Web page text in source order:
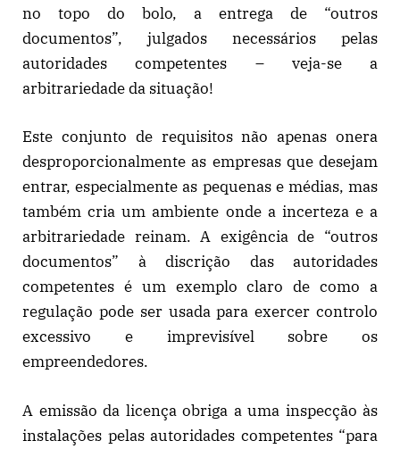
no topo do bolo, a entrega de “outros
documentos”, julgados necessários pelas
autoridades competentes – veja-se a
arbitrariedade da situação!
Este conjunto de requisitos não apenas onera
desproporcionalmente as empresas que desejam
entrar, especialmente as pequenas e médias, mas
também cria um ambiente onde a incerteza e a
arbitrariedade reinam. A exigência de “outros
documentos” à discrição das autoridades
competentes é um exemplo claro de como a
regulação pode ser usada para exercer controlo
excessivo e imprevisível sobre os
empreendedores.
A emissão da licença obriga a uma inspecção às
instalações pelas autoridades competentes “para